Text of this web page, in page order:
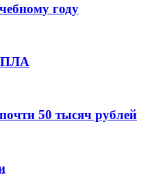
году
50 тысяч рублей